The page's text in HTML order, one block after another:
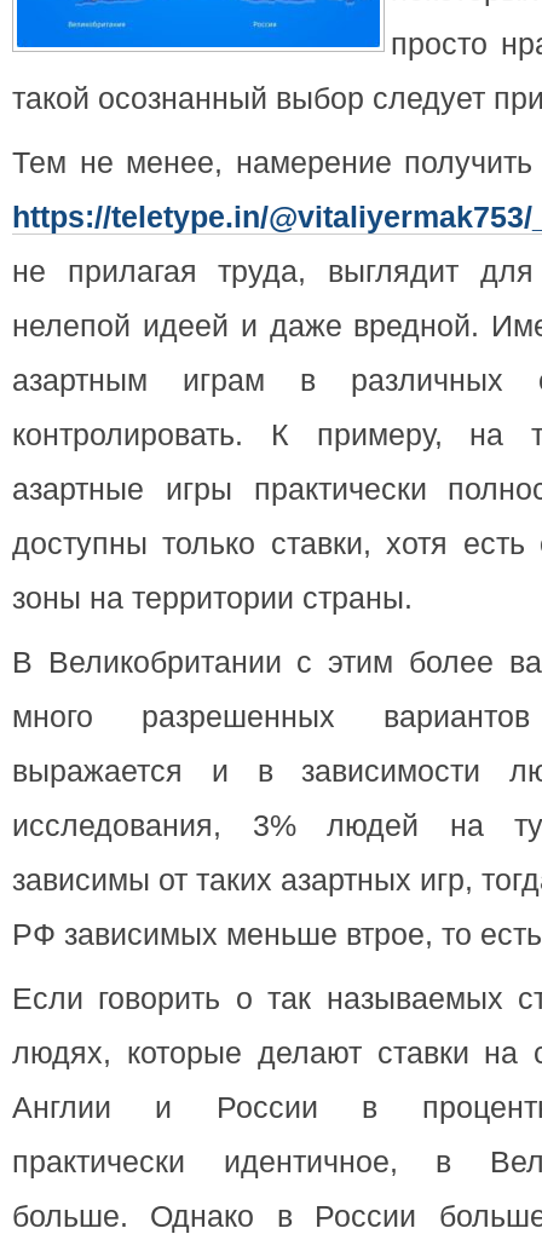
просто
такой осознанный выбор следует
Тем не менее, намерение получить
https://teletype.in/@vitaliyermak753/
не прилагая труда, выглядит
нелепой идеей и даже вредной.
азартным играм в различных
контролировать. К примеру, на
азартные игры практически
доступны только ставки, хотя
зоны на территории страны.
В Великобритании с этим более
много разрешенных
выражается и в зависимости
исследования, 3% людей на
зависимы от таких азартных игр,
РФ зависимых меньше втрое, то
Если говорить о так называемых
людях, которые делают ставки на
Англии и России в
практически идентичное, в
больше. Однако в России